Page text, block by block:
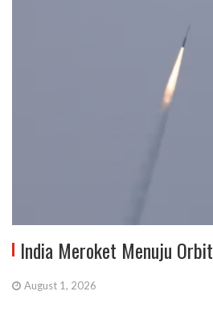
India Meroket Menuju Orbit
August 1, 2026